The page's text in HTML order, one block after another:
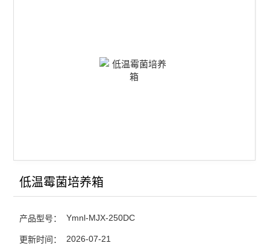
智能二氧化碳人工气候箱
低温冷光源植物光照箱
低温霉菌培养箱
产品型号： Ymnl-MJX-250DC
更新时间： 2026-07-21